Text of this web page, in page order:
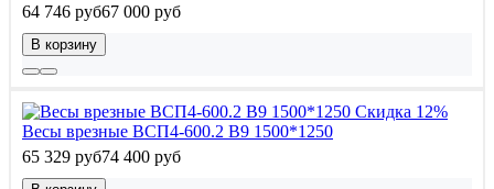
64 746 руб67 000 руб
В корзину
Скидка 12%
Весы врезные ВСП4-600.2 В9 1500*1250
65 329 руб74 400 руб